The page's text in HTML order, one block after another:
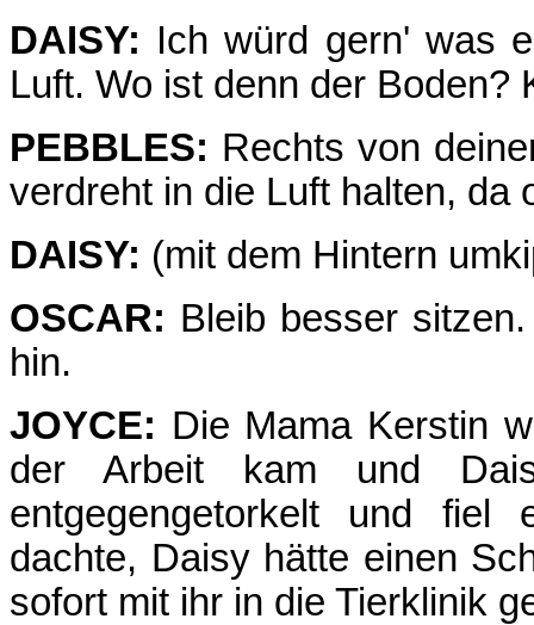
DAISY: Ich würd gern' was
Luft. Wo ist denn der Boden?
PEBBLES: Rechts von
verdreht in die Luft halten, da
DAISY: (mit dem Hintern
OSCAR: Bleib besser
hin.
JOYCE: Die Mama Kerstin
der Arbeit kam und
entgegengetorkelt und fiel
dachte, Daisy hätte einen
sofort mit ihr in die Tierklinik